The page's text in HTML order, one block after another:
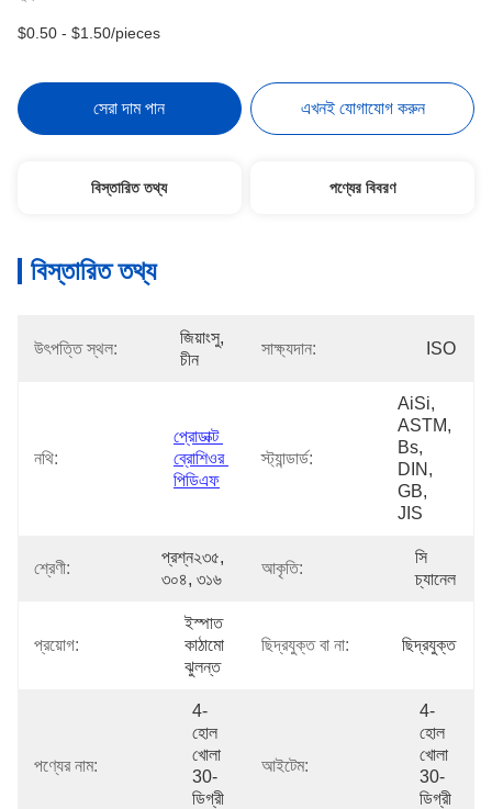
$0.50 - $1.50/pieces
সেরা দাম পান এখনই যোগাযোগ করুন
বিস্তারিত তথ্য পণ্যের বিবরণ
বিস্তারিত তথ্য
উৎপত্তি স্থল:
জিয়াংসু,
চীন
সাক্ষ্যদান: ISO
নথি:
প্রোডাক্ট
ব্রোশিওর
পিডিএফ
স্ট্যান্ডার্ড:
AiSi,
ASTM,
Bs,
DIN,
GB,
JIS
শ্রেণী:
প্রশ্ন২৩৫,
৩০৪, ৩১৬
আকৃতি:
সি
চ্যানেল
প্রয়োগ:
ইস্পাত
কাঠামো
ঝুলন্ত
ছিদ্রযুক্ত বা না: ছিদ্রযুক্ত
পণ্যের নাম:
4-
হোল
খোলা
30-
ডিগ্রী
আইটেম:
4-
হোল
খোলা
30-
ডিগ্রী